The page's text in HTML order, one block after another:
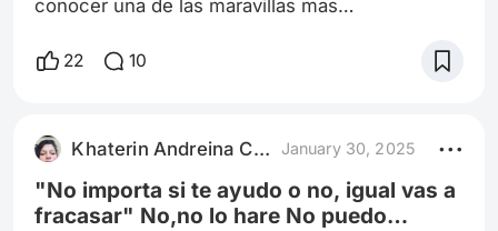
conocer una de las maravillas mas
catarata mas alta del mundo, con 979 metros de
sido inspiracion, no solo para cine animado
como Up de Disney y Pixar en el (2009). Sino
tambien,para otras peliculas de ficcion que han
22 10
Khaterin Andreina Castillo Rodri January 30, 2025
"No importa si te ayudo o no, igual vas a
fracasar" No,no lo hare No puedo